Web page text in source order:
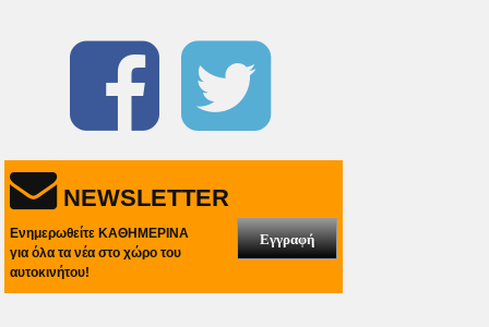
NEWSLETTER
Ενημερωθείτε ΚΑΘΗΜΕΡΙΝΑ
για όλα τα νέα στο χώρο του
αυτοκινήτου!
Εγγραφή